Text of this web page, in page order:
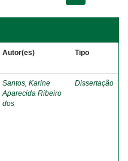
Autor(es) Tipo
Santos, Karine
Aparecida Ribeiro
dos
Dissertação